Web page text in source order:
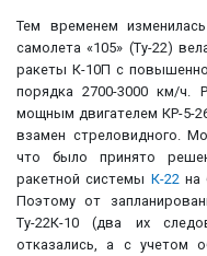
Тем временем
самолета «105» (Ту-22)
ракеты К-10П с
порядка 2700-3000 км/ч.
мощным двигателем КР-5-
взамен стреловидного.
что было принято
ракетной системы К-22 на
Поэтому от
Ту-22К-10 (два их
отказались, а с учетом